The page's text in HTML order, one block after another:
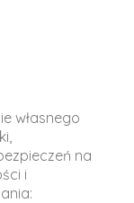
własnego
na
i